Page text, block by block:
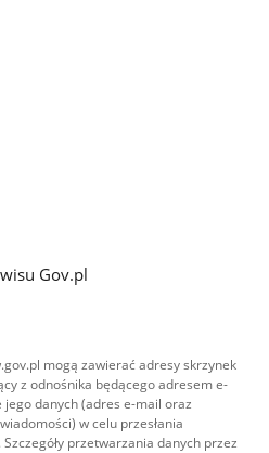
Gov.pl
mogą zawierać adresy skrzynek
z odnośnika będącego adresem e-
danych (adres e-mail oraz
w celu przesłania
przetwarzania danych przez